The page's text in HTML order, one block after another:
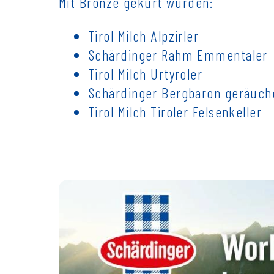
Tirol Milch Alpzirler
Schärdinger Rahm Emmentaler
Tirol Milch Urtyroler
Schärdinger Bergbaron
Tirol Milch Tiroler Felsenkeller